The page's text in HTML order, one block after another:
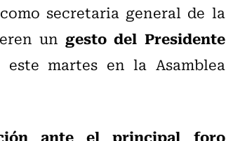
secretaria general de la
un gesto del Presidente
este martes en la Asamblea
ante el principal foro